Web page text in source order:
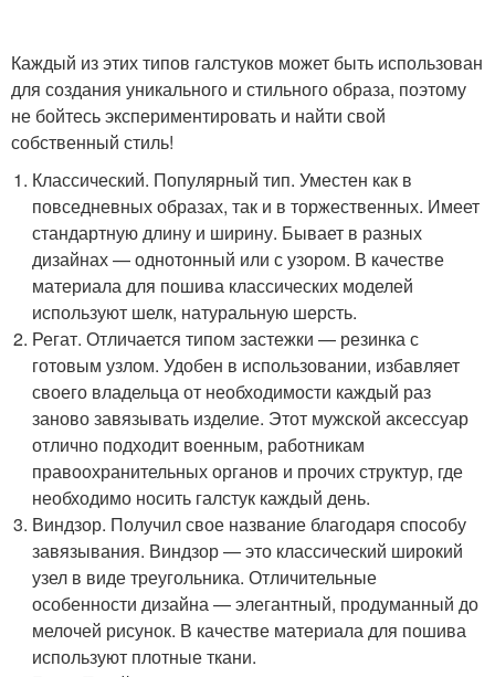
Каждый из этих типов галстуков может быть использован
для создания уникального и стильного образа, поэтому
не бойтесь экспериментировать и найти свой
собственный стиль!
Классический. Популярный тип. Уместен как в
повседневных образах, так и в торжественных. Имеет
стандартную длину и ширину. Бывает в разных
дизайнах — однотонный или с узором. В качестве
материала для пошива классических моделей
используют шелк, натуральную шерсть.
Регат. Отличается типом застежки — резинка с
готовым узлом. Удобен в использовании, избавляет
своего владельца от необходимости каждый раз
заново завязывать изделие. Этот мужской аксессуар
отлично подходит военным, работникам
правоохранительных органов и прочих структур, где
необходимо носить галстук каждый день.
Виндзор. Получил свое название благодаря способу
завязывания. Виндзор — это классический широкий
узел в виде треугольника. Отличительные
особенности дизайна — элегантный, продуманный до
мелочей рисунок. В качестве материала для пошива
используют плотные ткани.